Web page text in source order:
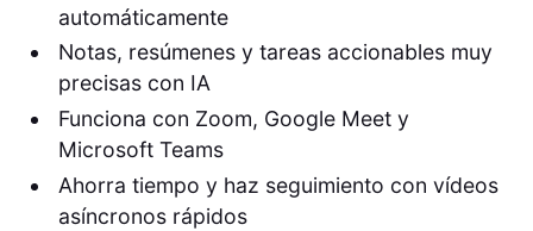
automáticamente
Notas, resúmenes y tareas accionables muy
precisas con IA
Funciona con Zoom, Google Meet y
Microsoft Teams
Ahorra tiempo y haz seguimiento con vídeos
asíncronos rápidos